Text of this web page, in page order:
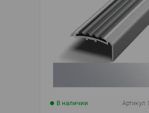
В наличии Артикул